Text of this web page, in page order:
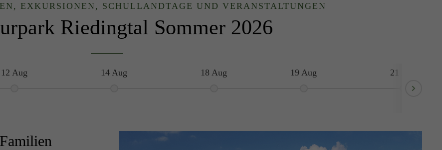
EXKURSIONEN, SCHULLANDTAGE UND VERANSTALTUNGEN
Riedingtal Sommer 2026
12 Aug 14 Aug 18 Aug 19 Aug
21 Aug